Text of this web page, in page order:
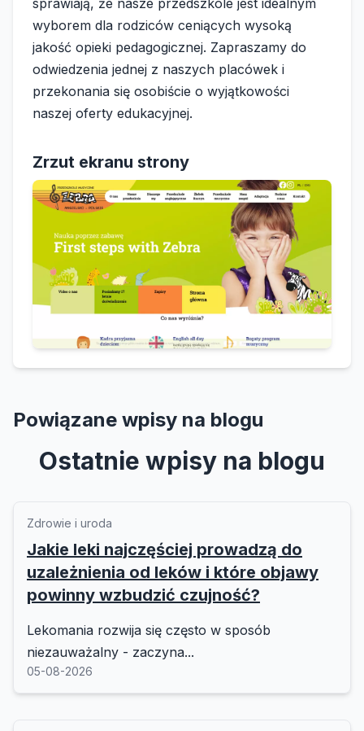
sprawiają, że nasze przedszkole jest idealnym
wyborem dla rodziców ceniących wysoką
jakość opieki pedagogicznej. Zapraszamy do
odwiedzenia jednej z naszych placówek i
przekonania się osobiście o wyjątkowości
naszej oferty edukacyjnej.
Zrzut ekranu strony
Powiązane wpisy na blogu
Ostatnie wpisy na blogu
Zdrowie i uroda
Jakie leki najczęściej prowadzą do
uzależnienia od leków i które objawy
powinny wzbudzić czujność?
Lekomania rozwija się często w sposób
niezauważalny - zaczyna...
05-08-2026